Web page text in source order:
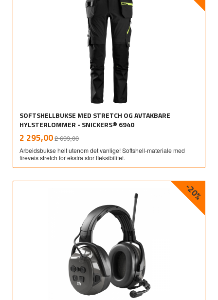
SOFTSHELLBUKSE MED STRETCH OG AVTAKBARE
HYLSTERLOMMER - SNICKERS® 6940
Tilbud
2 295,002 699,00mva.
Arbeidsbukse helt utenom det vanlige! Softshell-materiale med
fireveis stretch for ekstra stor fleksibilitet.
-20%